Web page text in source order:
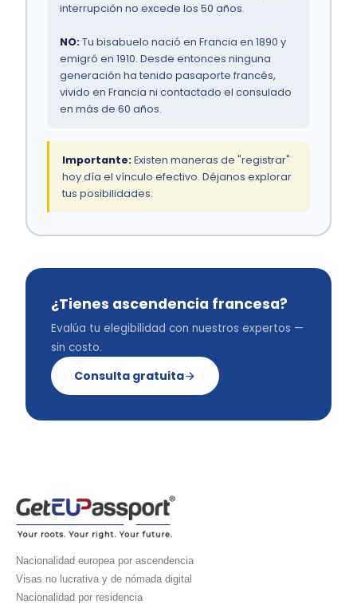
interrupción no excede los 50 años.
NO: Tu bisabuelo nació en Francia en 1890 y
emigró en 1910. Desde entonces ninguna
generación ha tenido pasaporte francés,
vivido en Francia ni contactado el consulado
en más de 60 años.
Importante:Existen maneras de "registrar"
hoy día el vínculo efectivo. Déjanos explorar
tus posibilidades.
¿Tienes ascendencia francesa?
Evalúa tu elegibilidad con nuestros expertos —
sin costo.
Consulta gratuita
Nacionalidad europea por ascendencia
Visas no lucrativa y de nómada digital
Nacionalidad por residencia